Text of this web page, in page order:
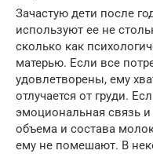
Зачастую дети после
используют ее не
сколько как
матерью. Если все
удовлетворены, ему
отлучается от груди.
эмоциональная связь
объема и состава
ему не помешают. В